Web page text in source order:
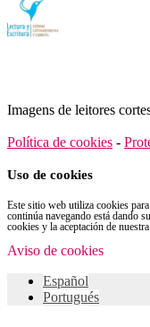
Imagens de leitores
Política de cookies -
Uso de cookies
Este sitio web utiliza cookies
continúa navegando está dando
cookies y la aceptación de nuestra
Aviso de cookies
Español
Portugués